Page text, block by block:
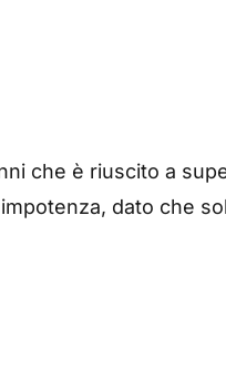
che è riuscito a
dato che